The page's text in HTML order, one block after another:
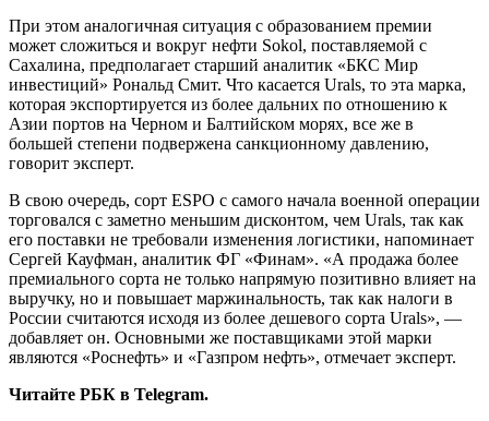
При этом аналогичная ситуация с образованием премии
может сложиться и вокруг нефти Sokol, поставляемой с
Сахалина, предполагает старший аналитик «БКС Мир
инвестиций» Рональд Смит. Что касается Urals, то эта марка,
которая экспортируется из более дальних по отношению к
Азии портов на Черном и Балтийском морях, все же в
большей степени подвержена санкционному давлению,
говорит эксперт.
В свою очередь, сорт ESPO с самого начала военной операции
торговался с заметно меньшим дисконтом, чем Urals, так как
его поставки не требовали изменения логистики, напоминает
Сергей Кауфман, аналитик ФГ «Финам». «А продажа более
премиального сорта не только напрямую позитивно влияет на
выручку, но и повышает маржинальность, так как налоги в
России считаются исходя из более дешевого сорта Urals», —
добавляет он. Основными же поставщиками этой марки
являются «Роснефть» и «Газпром нефть», отмечает эксперт.
Читайте РБК в Telegram.